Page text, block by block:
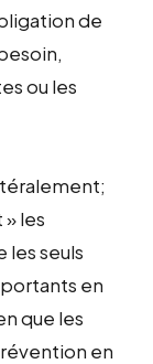
de
ou les
les
seuls
en
que les
en